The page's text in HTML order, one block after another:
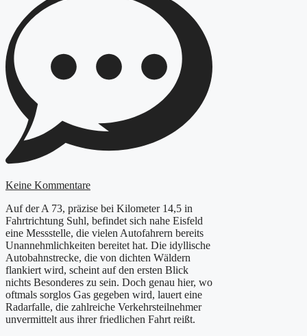
Keine Kommentare
Auf der A 73, präzise bei Kilometer 14,5 in
Fahrtrichtung Suhl, befindet sich nahe Eisfeld
eine Messstelle, die vielen Autofahrern bereits
Unannehmlichkeiten bereitet hat. Die idyllische
Autobahnstrecke, die von dichten Wäldern
flankiert wird, scheint auf den ersten Blick
nichts Besonderes zu sein. Doch genau hier, wo
oftmals sorglos Gas gegeben wird, lauert eine
Radarfalle, die zahlreiche Verkehrsteilnehmer
unvermittelt aus ihrer friedlichen Fahrt reißt.